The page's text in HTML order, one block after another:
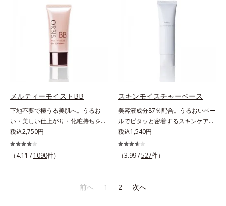
に合わせて立体感を強調するグリー
ンパール。補色にあたる2色のパー
ルがお互いの鮮やかさを強調。絶妙
なコントラストでいきいきとした血
色感を再現しながら、みずみずしい
ツヤを演出します。さらにどのファ
シンクロアタッチメント成分(*2)も
配合。パウダー、リキッド、どのタ
群で、ヨレたりせず、きれいに仕上
がります。*1 メイク効果による*2
ジメチコン
ミザクラ果実エキス、レモングラス
葉／茎エキス、ブドウ葉エキス、セ
ンチフォリアバラ花エキス、カミツ
メルティーモイストBB
下地不要で極うる美肌へ。うるお
い・美しい仕上がり・化粧持ちを実
現。美容液製法の極上BBクリー
ム。ファンデーションに美容成分を
加える一般的な製法ではなく、美容
ムです。うるおい粒子を濃密な膜で
税込2,750円
（4.11 / 1090件）
スキンモイスチャーベース
美容液成分87％配合。うるおいベー
ルでピタッと密着するスキンケア発
想のメイク下地。化粧ノリ＆もち
UP！ファンデーションの仕上がり
を格上げする、スキンケア発想の化
一に密着”させることで、仕上がり
税込1,540円
（3.99 /527件）
前へ 1 2 次へ